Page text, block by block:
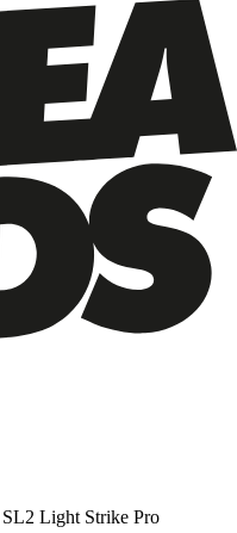
Light Strike Pro